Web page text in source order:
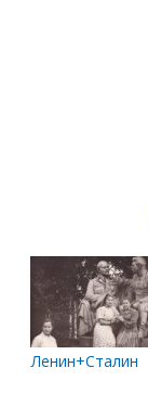
Ленин+Сталин